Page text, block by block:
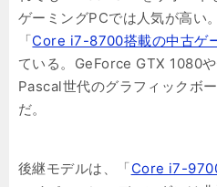
ゲーミングPCでは人気が高い
「Core i7-8700搭載の中古ゲ
ている。GeForce GTX 1080
Pascal世代のグラフィックボ
だ。
後継モデルは、「Core i7-